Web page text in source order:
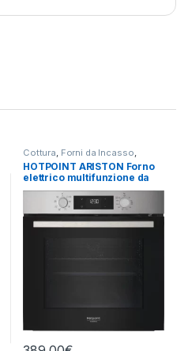
Cottura Forni da Incasso
Hotpoint Ariston
HOTPOINT ARISTON Forno
elettrico multifunzione da
incasso HAO 275P X